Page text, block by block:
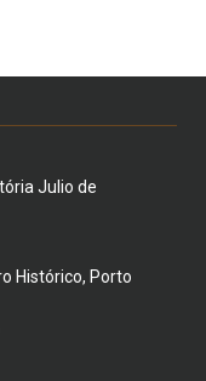
Julio de
Histórico, Porto